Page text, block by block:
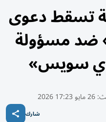
تسقط دعوى
ضد مسؤولة
سويس»
26 مايو 17:23 2026
شارك